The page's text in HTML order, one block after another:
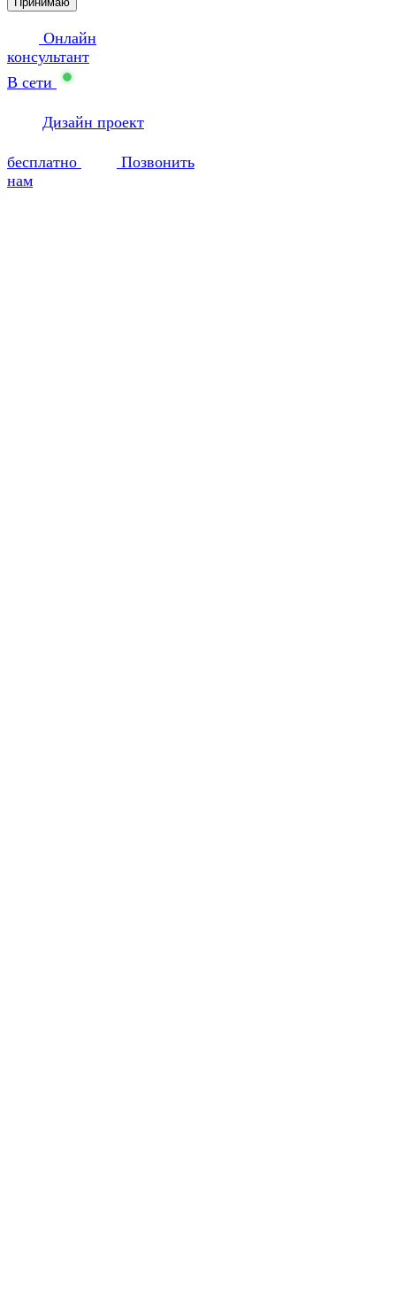
Онлайн
консультант
В сети
Дизайн проект
бесплатно
Позвонить
нам